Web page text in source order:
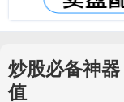
炒股必备神
值